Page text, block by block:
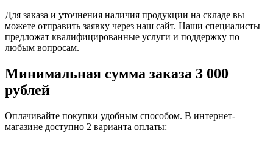
Для заказа и уточнения наличия продукции на складе вы
можете отправить заявку через наш сайт. Наши специалисты
предложат квалифицированные услуги и поддержку по
любым вопросам.
Минимальная сумма заказа 3 000
рублей
Оплачивайте покупки удобным способом. В интернет-
магазине доступно 2 варианта оплаты: